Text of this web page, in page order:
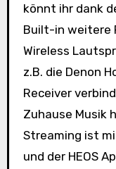
könnt ihr dank
Built-in weitere
Wireless
z.B. die Denon
Receiver
Zuhause Musik
Streaming ist
und der HEOS